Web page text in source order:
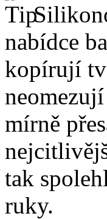
nabídce
kopírují
mírně
tak
ruky.